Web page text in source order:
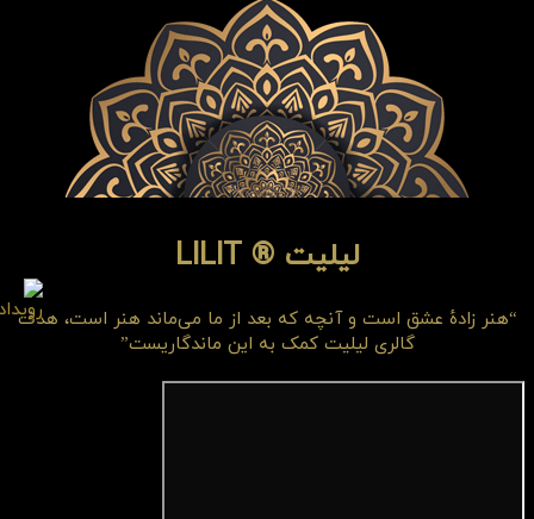
لیلیت ® LILIT
“هنر زادهٔ عشق است و آنچه که بعد از ما می‌ماند هنر است، هدف
گالری لیلیت کمک به این ماندگاریست”